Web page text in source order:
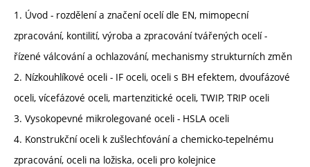
1. Úvod - rozdělení a značení ocelí dle EN, mimopecní
zpracování, kontilití, výroba a zpracování tvářených ocelí -
řízené válcování a ochlazování, mechanismy strukturních změn
2. Nízkouhlíkové oceli - IF oceli, oceli s BH efektem, dvoufázové
oceli, vícefázové oceli, martenzitické oceli, TWIP, TRIP oceli
3. Vysokopevné mikrolegované oceli - HSLA oceli
4. Konstrukční oceli k zušlechťování a chemicko-tepelnému
zpracování, oceli na ložiska, oceli pro kolejnice